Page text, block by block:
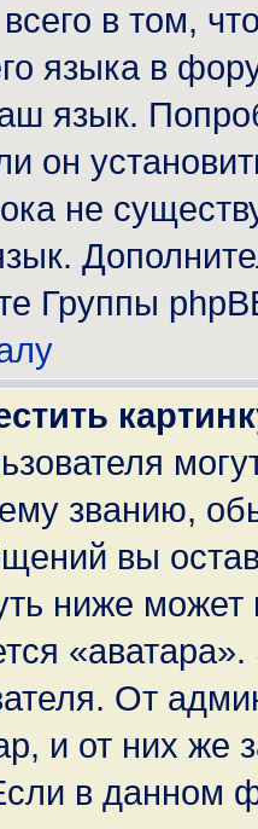
в том,
языка в
язык.
он
не
Группы
званию,
вы
ниже может
От
и от них же
в данном